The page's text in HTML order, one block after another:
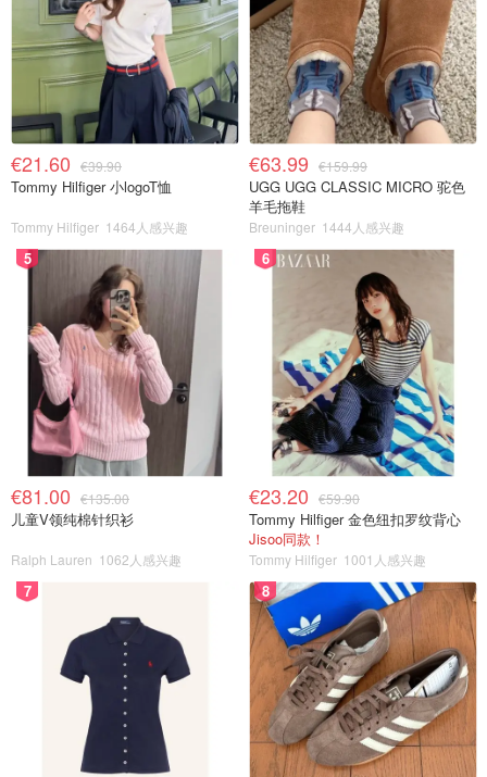
€21.60 €39.90
Tommy Hilfiger 小logoT恤
Tommy Hilfiger 1464人感兴趣
€63.99 €159.99
UGG UGG CLASSIC MICRO 驼色
羊毛拖鞋
Breuninger 1444人感兴趣
5
€81.00 €135.00
儿童V领纯棉针织衫
Ralph Lauren 1062人感兴趣
6
€23.20 €59.90
Tommy Hilfiger 金色纽扣罗纹背心
Jisoo同款！
Tommy Hilfiger 1001人感兴趣
7 8